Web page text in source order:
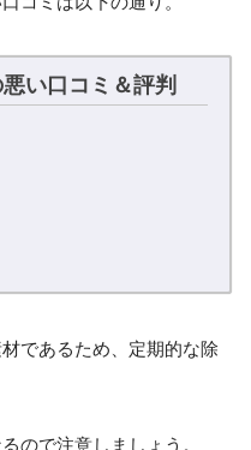
い口コミ＆評判
であるため、定期的な除
ので注意しましょう。